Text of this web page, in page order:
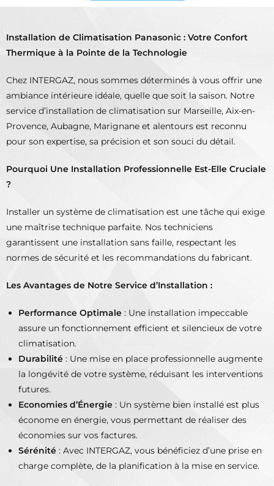
Installation de Climatisation Panasonic : Votre Confort
Thermique à la Pointe de la Technologie
Chez INTERGAZ, nous sommes déterminés à vous offrir une
ambiance intérieure idéale, quelle que soit la saison. Notre
service d’installation de climatisation sur Marseille, Aix-en-
Provence, Aubagne, Marignane et alentours est reconnu
pour son expertise, sa précision et son souci du détail.
Pourquoi Une Installation Professionnelle Est-Elle Cruciale
?
Installer un système de climatisation est une tâche qui exige
une maîtrise technique parfaite. Nos techniciens
garantissent une installation sans faille, respectant les
normes de sécurité et les recommandations du fabricant.
Les Avantages de Notre Service d’Installation :
Performance Optimale : Une installation impeccable
assure un fonctionnement efficient et silencieux de votre
climatisation.
Durabilité : Une mise en place professionnelle augmente
la longévité de votre système, réduisant les interventions
futures.
Economies d’Énergie : Un système bien installé est plus
économe en énergie, vous permettant de réaliser des
économies sur vos factures.
Sérénité : Avec INTERGAZ, vous bénéficiez d’une prise en
charge complète, de la planification à la mise en service.